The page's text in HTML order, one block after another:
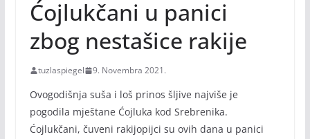
Ćojlukčani u panici
zbog nestašice rakije
tuzlaspiegel 9. Novembra 2021.
Ovogodišnja suša i loš prinos šljive najviše je
pogodila mještane Ćojluka kod Srebrenika.
Ćojlukčani, čuveni rakijopijci su ovih dana u panici